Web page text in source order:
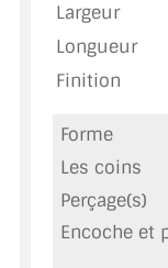
INSPIRATIONS
AMBIANCE
MIROIR SUR
MIROIR VIEILLI
MIROIR
Largeur
Longueur
Finition
Forme
Les coins
Perçage(s)
Encoche et